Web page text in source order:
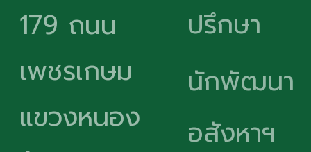
179 ถนน
เพชรเกษม
แขวงหนอง
ปรึกษา
นักพัฒนา
อสังหาฯ